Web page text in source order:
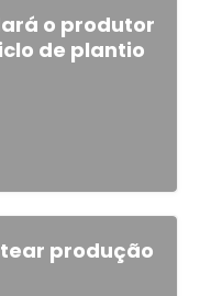
o produtor
de plantio
produção